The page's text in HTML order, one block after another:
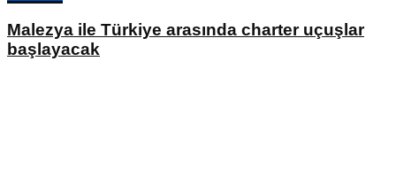
Malezya ile Türkiye arasında charter uçuşlar
başlayacak